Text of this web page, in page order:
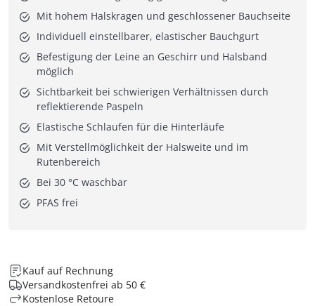
Mit hohem Halskragen und geschlossener Bauchseite
Individuell einstellbarer, elastischer Bauchgurt
Befestigung der Leine an Geschirr und Halsband
möglich
Sichtbarkeit bei schwierigen Verhältnissen durch
reflektierende Paspeln
Elastische Schlaufen für die Hinterläufe
Mit Verstellmöglichkeit der Halsweite und im
Rutenbereich
Bei 30 °C waschbar
PFAS frei
Kauf auf Rechnung
Versandkostenfrei ab 50 €
Kostenlose Retoure